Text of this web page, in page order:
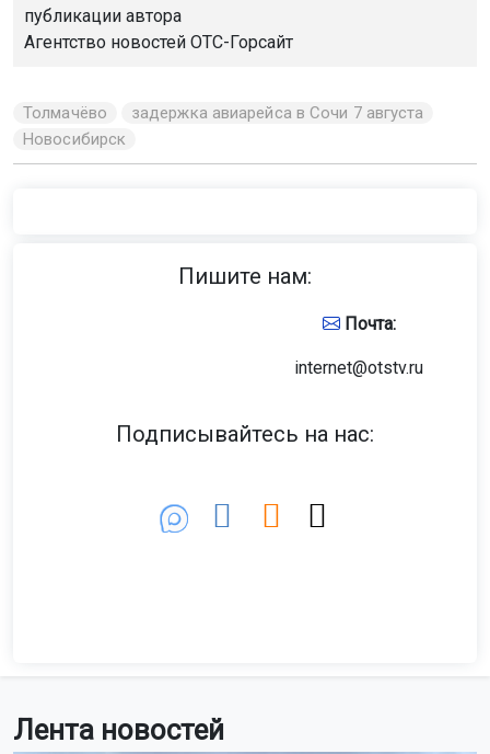
Лента новостей
публикации автора
Агентство новостей ОТС-Горсайт
Толмачёво
задержка авиарейса в Сочи 7 августа
Новосибирск
Пишите нам:
Почта:
internet@otstv.ru
Подписывайтесь на нас: